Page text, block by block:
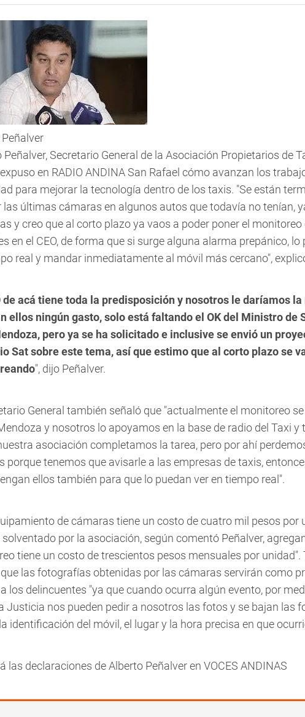
Peñalver, Secretario General de la Asociación Propietarios de
en RADIO ANDINA San Rafael cómo avanzan los
para mejorar la tecnología dentro de los taxis. "Se están
las últimas cámaras en algunos autos que todavía no tenían,
y creo que al corto plazo ya vaos a poder poner el monitoreo
en el CEO, de forma que si surge alguna alarma prepánico, lo
real y mandar inmediatamente al móvil más cercano",
de acá tiene toda la predisposición y nosotros le daríamos
ellos ningún gasto, solo está faltando el OK del Ministro de
pero ya se ha solicitado e inclusive se envió un
Sat sobre este tema, así que estimo que al corto plazo se
", dijo Peñalver.
General también señaló que "actualmente el monitoreo
y nosotros lo apoyamos en la base de radio del Taxi y
asociación completamos la tarea, pero por ahí
porque tenemos que avisarle a las empresas de taxis,
ellos también para que lo puedan ver en tiempo real".
de cámaras tiene un costo de cuatro mil pesos por
solventado por la asociación, según comentó Peñalver,
tiene un costo de trescientos pesos mensuales por unidad".
las fotografías obtenidas por las cámaras servirán como
los delincuentes "ya que cuando ocurra algún evento, por
Justicia nos pueden pedir a nosotros las fotos y se bajan las
identificación del móvil, el lugar y la hora precisa en que
las declaraciones de Alberto Peñalver en VOCES ANDINAS